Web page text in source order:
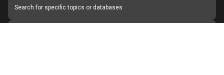
Search for specific topics or databases